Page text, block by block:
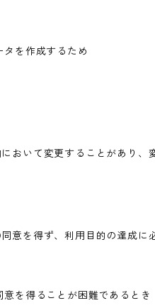
タを作成するため
いて変更することがあり、
を得ず、利用目的の達成に
を得ることが困難であるとき